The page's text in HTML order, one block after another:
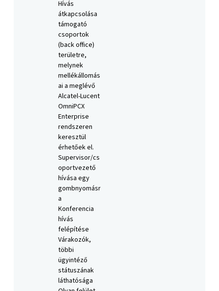
Hívás
átkapcsolása
támogató
csoportok
(back office)
területre,
melynek
mellékállomás
ai a meglévő
Alcatel-Lucent
OmniPCX
Enterprise
rendszeren
keresztül
érhetőek el.
Supervisor/cs
oportvezető
hívása egy
gombnyomásr
a
Konferencia
hívás
felépítése
Várakozók,
többi
ügyintéző
státuszának
láthatósága